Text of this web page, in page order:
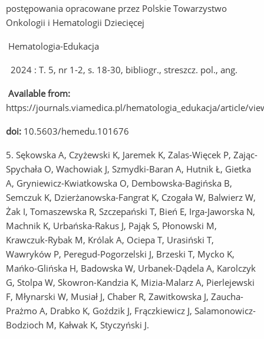
postępowania opracowane przez Polskie Towarzystwo
Onkologii i Hematologii Dziecięcej
Hematologia-Edukacja
2024 : T. 5, nr 1-2, s. 18-30, bibliogr., streszcz. pol., ang.
Available from:
https://journals.viamedica.pl/hematologia_edukacja/article/
doi: 10.5603/hemedu.101676
5. Sękowska A, Czyżewski K, Jaremek K, Zalas-Więcek P, Zając-
Spychała O, Wachowiak J, Szmydki-Baran A, Hutnik Ł, Gietka
A, Gryniewicz-Kwiatkowska O, Dembowska-Bagińska B,
Semczuk K, Dzierżanowska-Fangrat K, Czogała W, Balwierz W,
Żak I, Tomaszewska R, Szczepański T, Bień E, Irga-Jaworska N,
Machnik K, Urbańska-Rakus J, Pająk S, Płonowski M,
Krawczuk-Rybak M, Królak A, Ociepa T, Urasiński T,
Wawryków P, Peregud-Pogorzelski J, Brzeski T, Mycko K,
Mańko-Glińska H, Badowska W, Urbanek-Dądela A, Karolczyk
G, Stolpa W, Skowron-Kandzia K, Mizia-Malarz A, Pierlejewski
F, Młynarski W, Musiał J, Chaber R, Zawitkowska J, Zaucha-
Prażmo A, Drabko K, Goździk J, Frączkiewicz J, Salamonowicz-
Bodzioch M, Kałwak K, Styczyński J.